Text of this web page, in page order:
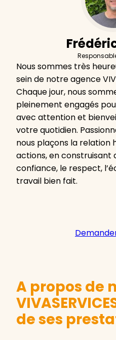
Nous sommes très
sein de notre agence
Chaque jour, nous
pleinement engagés
avec attention et
votre quotidien.
nous plaçons la relation
actions, en construisant
confiance, le respect,
travail bien fait.
A propos de
de ses